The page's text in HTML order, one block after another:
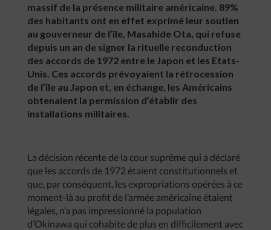
massif de la présence militaire américaine. 89%
des habitants ont en effet exprimé leur soutien
au gouverneur de l’île, Masahide Ota, qui refuse
depuis un an de signer la rituelle reconduction
des accords de 1972 entre le Japon et les Etats-
Unis. Ces accords prévoyaient la rétrocession
de l’île au Japon et, en échange, les Américains
obtenaient la permission d’établir des
installations militaires.
La décision récente de la cour suprême qui a déclaré
que les accords de 1972 étaient constitutionnels et
que, par conséquent, les expropriations opérées à ce
moment-là au profit de l’armée américaine étaient
légales, n’a pas impressionné la population
d’Okinawa qui cohabite de plus en difficilement avec